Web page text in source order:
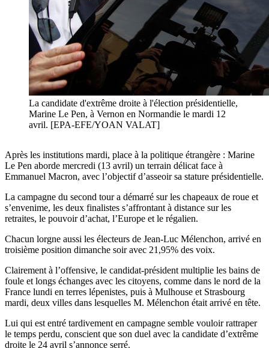
La candidate d'extrême droite à l'élection présidentielle,
Marine Le Pen, à Vernon en Normandie le mardi 12
avril. [EPA-EFE/YOAN VALAT]
Après les institutions mardi, place à la politique étrangère : Marine
Le Pen aborde mercredi (13 avril) un terrain délicat face à
Emmanuel Macron, avec l’objectif d’asseoir sa stature présidentielle.
La campagne du second tour a démarré sur les chapeaux de roue et
s’envenime, les deux finalistes s’affrontant à distance sur les
retraites, le pouvoir d’achat, l’Europe et le régalien.
Chacun lorgne aussi les électeurs de Jean-Luc Mélenchon, arrivé en
troisième position dimanche soir avec 21,95% des voix.
Clairement à l’offensive, le candidat-président multiplie les bains de
foule et longs échanges avec les citoyens, comme dans le nord de la
France lundi en terres lépenistes, puis à Mulhouse et Strasbourg
mardi, deux villes dans lesquelles M. Mélenchon était arrivé en tête.
Lui qui est entré tardivement en campagne semble vouloir rattraper
le temps perdu, conscient que son duel avec la candidate d’extrême
droite le 24 avril s’annonce serré.